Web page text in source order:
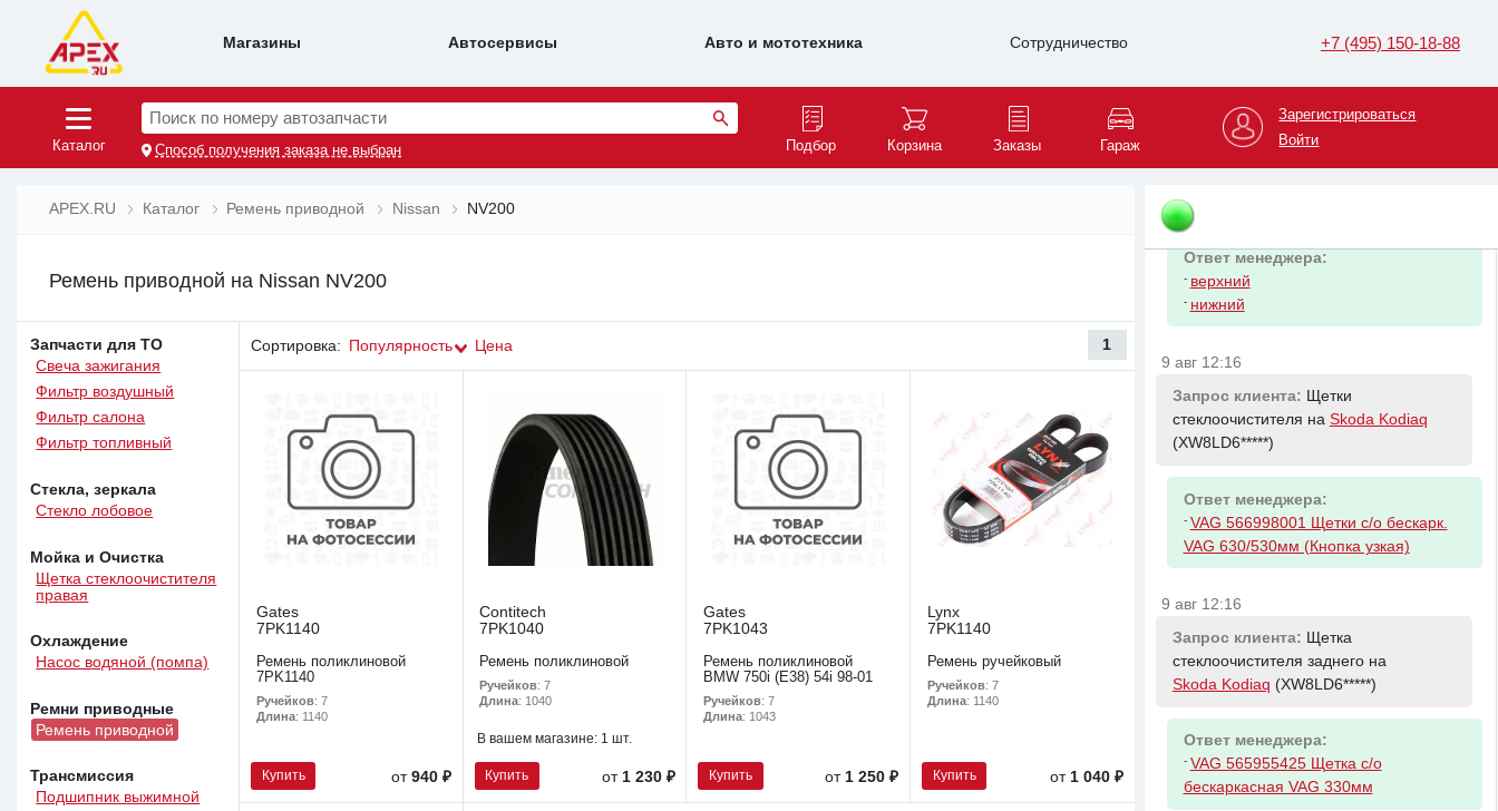
Магазины Автосервисы Авто и мототехника Сотрудничество +7 (495) 150-18-88
Каталог
Поиск по номеру автозапчасти
Способ получения заказа не выбран Подбор Корзина Заказы Гараж
Зарегистрироваться
Войти
APEX.RU Каталог Ремень приводной Nissan NV200
Ремень приводной на Nissan NV200
Запчасти для ТО
Свеча зажигания
Фильтр воздушный
Фильтр салона
Фильтр топливный
Стекла, зеркала
Стекло лобовое
Мойка и Очистка
Щетка стеклоочистителя
правая
Охлаждение
Насос водяной (помпа)
Ремни приводные
Ремень приводной
Трансмиссия
Подшипник выжимной
Сортировка: Популярность Цена 1
Gates
7PK1140
Ремень поликлиновой
7PK1140
Ручейков: 7
Длина: 1140
Купить от940 ₽
Contitech
7PK1040
Ремень поликлиновой
Ручейков: 7
Длина: 1040
В вашем магазине: 1 шт.
Купить от 1 230 ₽
Gates
7PK1043
Ремень поликлиновой
BMW 750i (E38) 54i 98-01
Ручейков: 7
Длина: 1043
Купить от 1 250 ₽
Lynx
7PK1140
Ремень ручейковый
Ручейков: 7
Длина: 1140
Купить от 1 040 ₽
HYUNDAI/KIA 28113C1100
9 авг 12:16
Skoda Kodiaq
Ответ менеджера:
- верхний
- нижний
9 авг 12:16
Запрос клиента: Щетки
стеклоочистителя на Skoda Kodiaq
(XW8LD6*****)
Ответ менеджера:
- VAG 566998001 Щетки с/о бескарк.
VAG 630/530мм (Кнопка узкая)
9 авг 12:16
Запрос клиента: Щетка
стеклоочистителя заднего на
Skoda Kodiaq (XW8LD6*****)
Ответ менеджера:
- VAG 565955425 Щетка с/о
бескаркасная VAG 330мм